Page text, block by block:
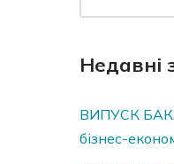
Недавні
ВИПУСК
бізнес-